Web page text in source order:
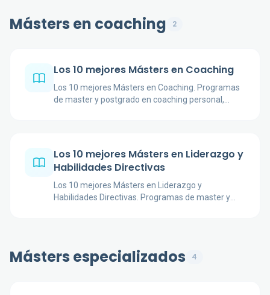
Másters en coaching 2
Los 10 mejores Másters en Coaching
Los 10 mejores Másters en Coaching. Programas
de master y postgrado en coaching personal,
Los 10 mejores Másters en Liderazgo y
Habilidades Directivas
Los 10 mejores Másters en Liderazgo y
Habilidades Directivas. Programas de master y
Másters especializados 4